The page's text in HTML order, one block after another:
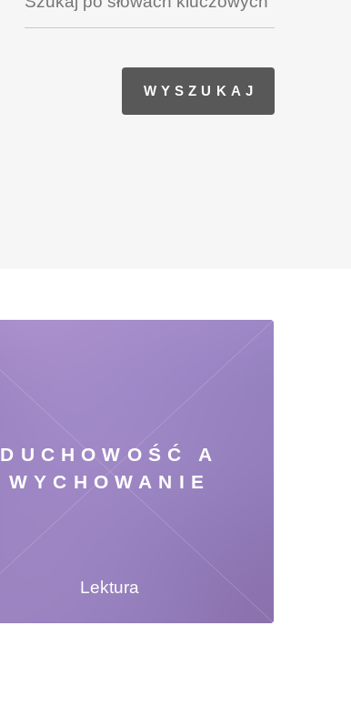
DUCHOWOŚĆ A
WYCHOWANIE
Lektura